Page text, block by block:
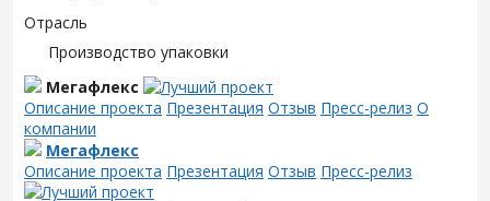
Отрасль
Производство упаковки
Мегафлекс
Описание проекта Презентация Отзыв Пресс-релиз О
компании
Мегафлекс
Описание проекта Презентация Отзыв Пресс-релиз